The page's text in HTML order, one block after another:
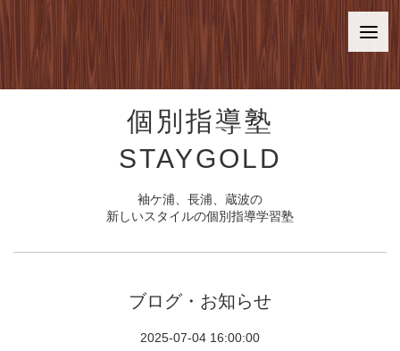
個別指導塾
STAYGOLD
袖ケ浦、長浦、蔵波の
新しいスタイルの個別指導学習塾
ブログ・お知らせ
2025-07-04 16:00:00